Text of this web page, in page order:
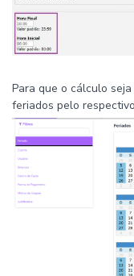
Para que o cálculo
feriados pelo